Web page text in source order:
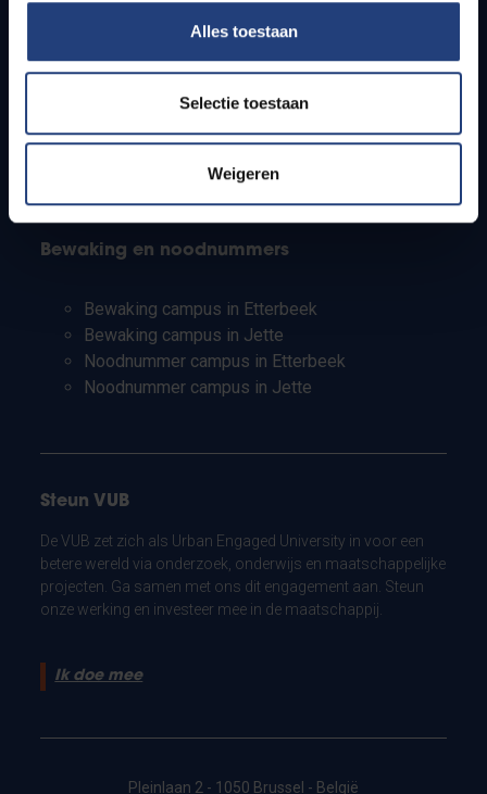
Alles toestaan
Selectie toestaan
Weigeren
Studenten
PhD-studenten
Leerkrachten en secundaire scholen
Bewaking en noodnummers
Bewaking campus in Etterbeek
Bewaking campus in Jette
Noodnummer campus in Etterbeek
Noodnummer campus in Jette
Steun VUB
De VUB zet zich als Urban Engaged University in voor een
betere wereld via onderzoek, onderwijs en maatschappelijke
projecten. Ga samen met ons dit engagement aan. Steun
onze werking en investeer mee in de maatschappij.
Ik doe mee
Pleinlaan 2 - 1050 Brussel - België